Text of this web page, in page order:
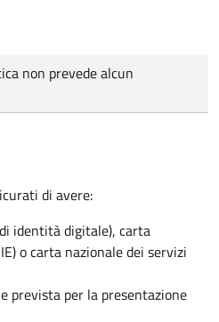
non prevede alcun
di avere:
identità digitale), carta
o carta nazionale dei servizi
prevista per la presentazione